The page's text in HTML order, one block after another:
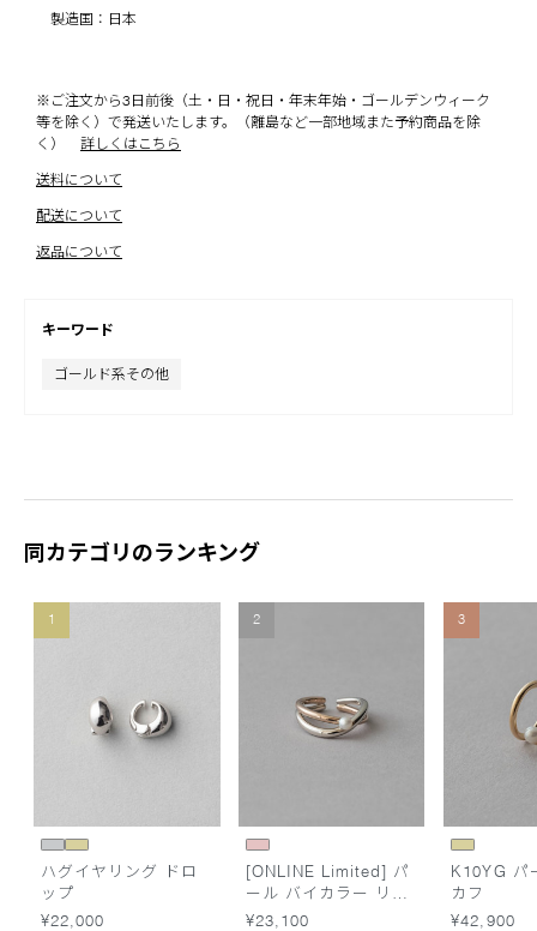
製造国：日本
※ご注文から3日前後（土・日・祝日・年末年始・ゴールデンウィーク
等を除く）で発送いたします。（離島など一部地域また予約商品を除
く）
詳しくはこちら
送料について
配送について
返品について
キーワード
ゴールド系その他
同カテゴリのランキング
1
ハグイヤリング ドロ
ップ
¥22,000
2
[ONLINE Limited] パ
ール バイカラー リン
グカフ
¥23,100
3
K10YG パ
カフ
¥42,900